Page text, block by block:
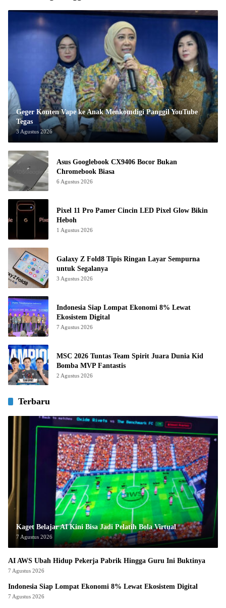
Geger Konten Vape ke Anak Menkomdigi Panggil YouTube
Tegas
3 Agustus 2026
Asus Googlebook CX9406 Bocor Bukan
Chromebook Biasa
6 Agustus 2026
Pixel 11 Pro Pamer Cincin LED Pixel Glow Bikin
Heboh
1 Agustus 2026
Galaxy Z Fold8 Tipis Ringan Layar Sempurna
untuk Segalanya
3 Agustus 2026
Indonesia Siap Lompat Ekonomi 8% Lewat
Ekosistem Digital
7 Agustus 2026
MSC 2026 Tuntas Team Spirit Juara Dunia Kid
Bomba MVP Fantastis
2 Agustus 2026
Terbaru
Kaget Belajar AI Kini Bisa Jadi Pelatih Bola Virtual
7 Agustus 2026
AI AWS Ubah Hidup Pekerja Pabrik Hingga Guru Ini Buktinya
7 Agustus 2026
Indonesia Siap Lompat Ekonomi 8% Lewat Ekosistem Digital
7 Agustus 2026